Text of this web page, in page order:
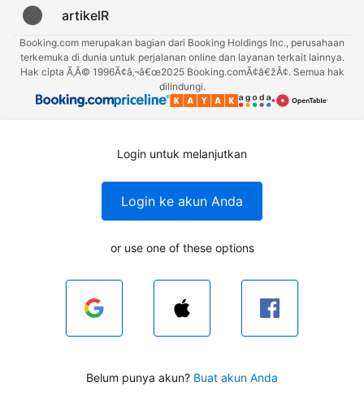
artikelR
Booking.com merupakan bagian dari Booking Holdings Inc., perusahaan
terkemuka di dunia untuk perjalanan online dan layanan terkait lainnya.
Hak cipta Ã‚Â© 1996Ã¢â‚¬â€œ2025 Booking.comÃ¢â€žÂ¢. Semua hak
dilindungi.
Login untuk melanjutkan
Login ke akun Anda
or use one of these options
Belum punya akun? Buat akun Anda